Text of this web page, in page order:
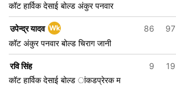
कॉट हार्विक देसाई बोल्ड अंकुर पनवार
उपेन्द्र यादव Wk 86 97
कॉट अंकुर पनवार बोल्ड चिराग जानी
रवि सिंह 9 19
कॉट हार्विक देसाई बोल्ड ांकडप्रेरक म